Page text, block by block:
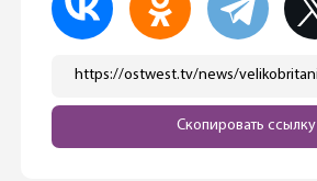
Скопировать ссылку